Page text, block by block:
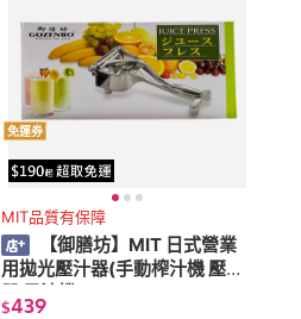
免運券
MIT品質有保障
【御膳坊】MIT 日式營業
用拋光壓汁器(手動榨汁機 壓汁
器 果汁機)
$439